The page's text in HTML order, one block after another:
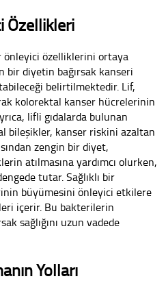
Özellikleri
önleyici özelliklerini ortaya
bir diyetin bağırsak kanseri
belirtilmektedir. Lif,
kolorektal kanser hücrelerinin
lifli gıdalarda bulunan
bileşikler, kanser riskini azaltan
zengin bir diyet,
atılmasına yardımcı olurken,
tutar. Sağlıklı bir
büyümesini önleyici etkilere
içerir. Bu bakterilerin
sağlığını uzun vadede
Yolları